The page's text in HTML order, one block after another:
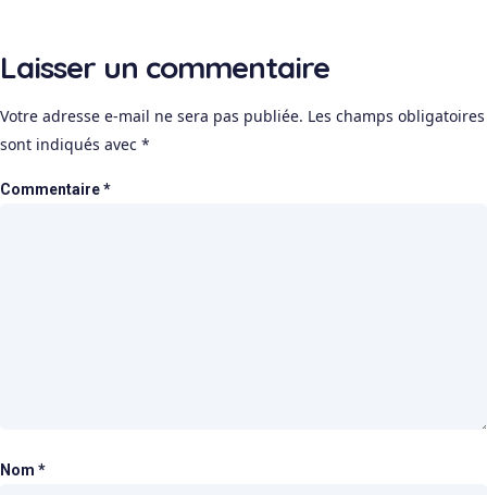
Laisser un commentaire
Votre adresse e-mail ne sera pas publiée. Les champs obligatoires
sont indiqués avec *
Commentaire*
Nom *